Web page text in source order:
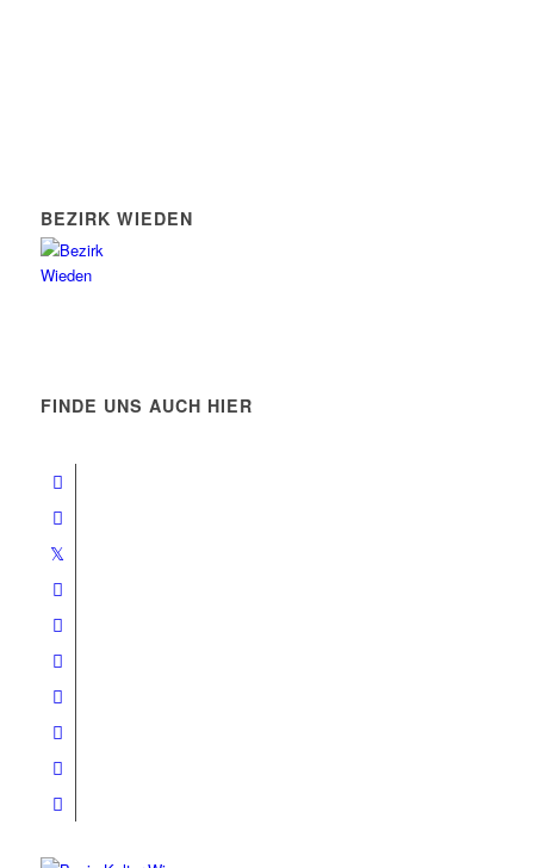
BEZIRK WIEDEN
FINDE UNS AUCH HIER